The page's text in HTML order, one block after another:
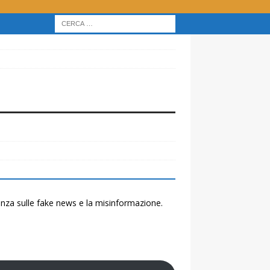
sulle fake news e la misinformazione.